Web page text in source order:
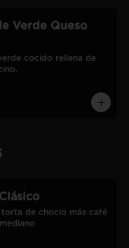
Verde Queso
cocido rellena de
torta de choclo más café